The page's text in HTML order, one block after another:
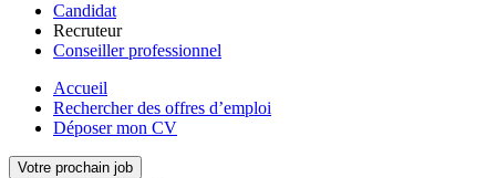
Candidat
Recruteur
Conseiller professionnel
Accueil
Rechercher des offres d’emploi
Déposer mon CV
Votre prochain job